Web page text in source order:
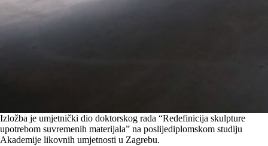
Izložba je umjetnički dio doktorskog rada “Redefinicija skulpture
upotrebom suvremenih materijala” na poslijediplomskom studiju
Akademije likovnih umjetnosti u Zagrebu.